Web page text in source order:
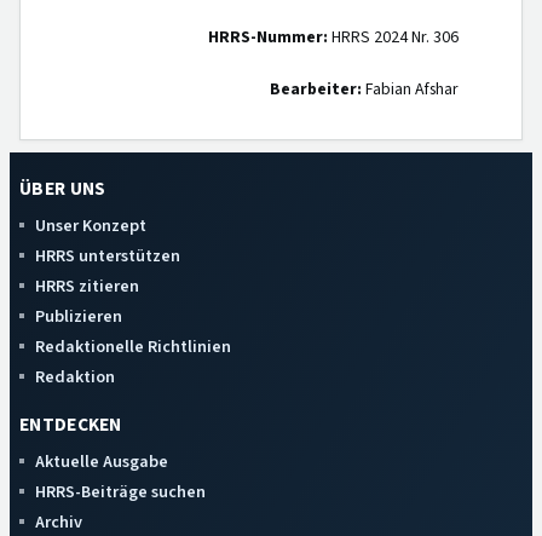
HRRS-Nummer: HRRS 2024 Nr. 306
Bearbeiter: Fabian Afshar
ÜBER UNS
Unser Konzept
HRRS unterstützen
HRRS zitieren
Publizieren
Redaktionelle Richtlinien
Redaktion
ENTDECKEN
Aktuelle Ausgabe
HRRS-Beiträge suchen
Archiv